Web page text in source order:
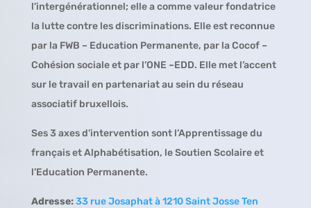
l’intergénérationnel; elle a comme valeur fondatrice
la lutte contre les discriminations. Elle est reconnue
par la FWB – Education Permanente, par la Cocof –
Cohésion sociale et par l’ONE –EDD. Elle met l’accent
sur le travail en partenariat au sein du réseau
associatif bruxellois.
Ses 3 axes d’intervention sont l’Apprentissage du
français et Alphabétisation, le Soutien Scolaire et
l’Education Permanente.
Adresse:33 rue Josaphat à 1210 Saint Josse Ten